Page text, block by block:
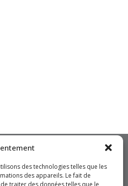
des technologies telles que les
des appareils. Le fait de
traiter des données telles que le